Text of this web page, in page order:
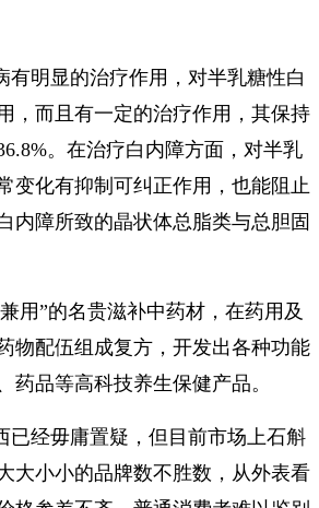
有明显的治疗作用，对半乳糖性白
，而且有一定的治疗作用，其保持
。在治疗白内障方面，对半乳
变化有抑制可纠正作用，也能阻止
内障所致的晶状体总脂类与总胆固
用”的名贵滋补中药材，在药用及
物配伍组成复方，开发出各种功能
药品等高科技养生保健产品。
已经毋庸置疑，但目前市场上石斛
大小小的品牌数不胜数，从外表看